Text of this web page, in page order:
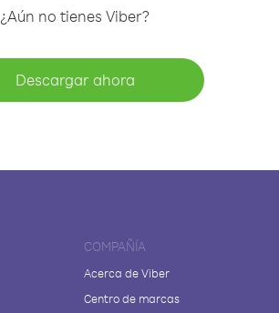
¿Aún no tienes Viber?
Descargar ahora
COMPAÑÍA
Acerca de Viber
Centro de marcas